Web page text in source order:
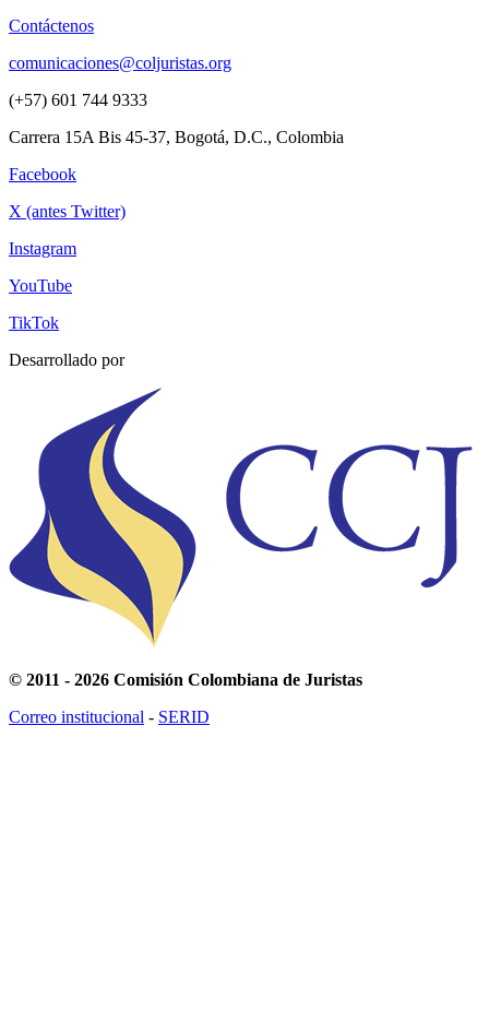
Contáctenos
comunicaciones@coljuristas.org
(+57) 601 744 9333
Carrera 15A Bis 45-37, Bogotá, D.C., Colombia
Facebook
X (antes Twitter)
Instagram
YouTube
TikTok
Desarrollado por
© 2011 - 2026 Comisión Colombiana de Juristas
Correo institucional - SERID